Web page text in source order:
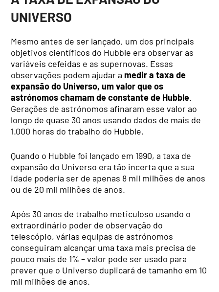
UNIVERSO
Mesmo antes de ser lançado, um dos principais
objetivos científicos do Hubble era observar as
variáveis cefeidas e as supernovas. Essas
observações podem ajudar a medir a taxa de
expansão do Universo, um valor que os
astrónomos chamam de constante de Hubble.
Gerações de astrónomos afinaram esse valor ao
longo de quase 30 anos usando dados de mais de
1.000 horas do trabalho do Hubble.
Quando o Hubble foi lançado em 1990, a taxa de
expansão do Universo era tão incerta que a sua
idade poderia ser de apenas 8 mil milhões de anos
ou de 20 mil milhões de anos.
Após 30 anos de trabalho meticuloso usando o
extraordinário poder de observação do
telescópio, várias equipas de astrónomos
conseguiram alcançar uma taxa mais precisa de
pouco mais de 1% – valor pode ser usado para
prever que o Universo duplicará de tamanho em 10
mil milhões de anos.